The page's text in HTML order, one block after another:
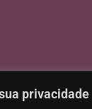
privacidade